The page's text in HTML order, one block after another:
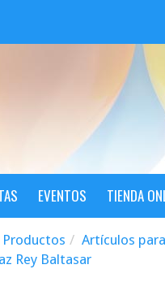
EVENTOS TIENDA
Productos Artículos
Rey Baltasar